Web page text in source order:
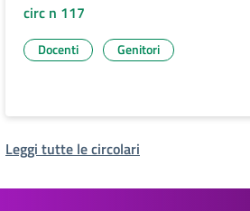
circ n 117
Docenti Genitori
Leggi tutte le circolari